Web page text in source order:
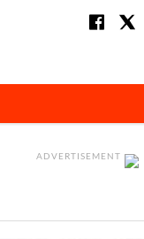
ADVERTISEMENT